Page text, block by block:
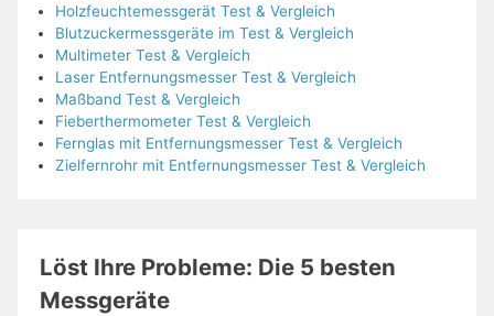
Holzfeuchtemessgerät Test & Vergleich
Blutzuckermessgeräte im Test & Vergleich
Multimeter Test & Vergleich
Laser Entfernungsmesser Test & Vergleich
Maßband Test & Vergleich
Fieberthermometer Test & Vergleich
Fernglas mit Entfernungsmesser Test & Vergleich
Zielfernrohr mit Entfernungsmesser Test & Vergleich
Löst Ihre Probleme: Die 5 besten
Messgeräte